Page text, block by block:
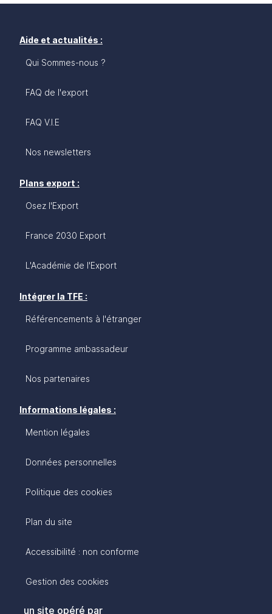
Aide et actualités :
Qui Sommes-nous ?
FAQ de l'export
FAQ V.I.E
Nos newsletters
Plans export :
Osez l'Export
France 2030 Export
L'Académie de l'Export
Intégrer la TFE :
Référencements à l'étranger
Programme ambassadeur
Nos partenaires
Informations légales :
Mention légales
Données personnelles
Politique des cookies
Plan du site
Accessibilité : non conforme
Gestion des cookies
un site opéré par